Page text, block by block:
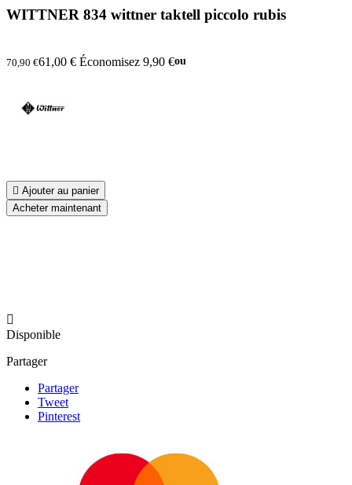
WITTNER 834 wittner taktell piccolo rubis
70,90 €61,00 € Économisez 9,90 €ou
 Ajouter au panier
Acheter maintenant

Disponible
Partager
Partager
Tweet
Pinterest